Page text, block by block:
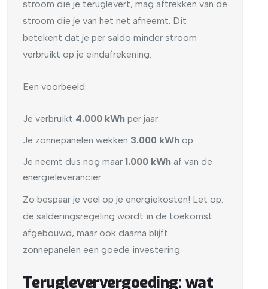
stroom die je teruglevert, mag aftrekken van de
stroom die je van het net afneemt. Dit
betekent dat je per saldo minder stroom
verbruikt op je eindafrekening.
Een voorbeeld:
Je verbruikt 4.000 kWh per jaar.
Je zonnepanelen wekken 3.000 kWh op.
Je neemt dus nog maar 1.000 kWh af van de
energieleverancier.
Zo bespaar je veel op je energiekosten! Let op:
de salderingsregeling wordt in de toekomst
afgebouwd, maar ook daarna blijft
zonnepanelen een goede investering.
Terugleververgoeding: wat